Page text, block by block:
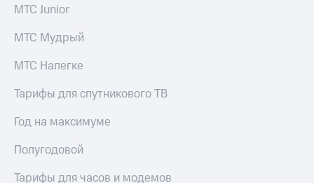
погашении
облигаций
Реквизиты
Контакты
развитие
На главную
МТС Junior
МТС Мудрый
МТС Налегке
Тарифы для спутникового ТВ
Год на максимуме
Полугодовой
Тарифы для часов и модемов